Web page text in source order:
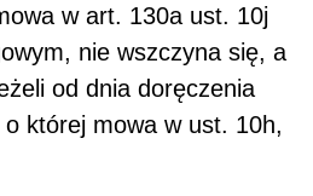
w art. 130a ust. 10j
nie wszczyna się, a
od dnia doręczenia
której mowa w ust. 10h,